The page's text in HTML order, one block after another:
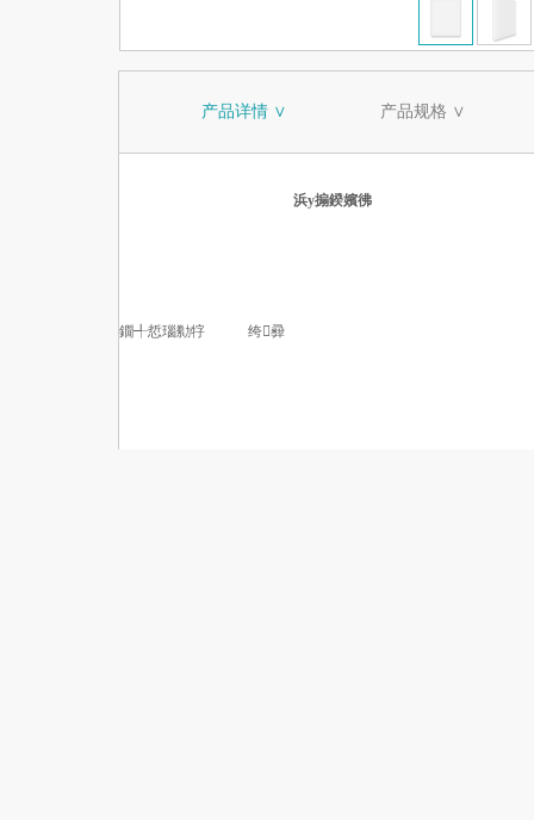
产品详情 ∨ 产品规格 ∨
浜у搧鍨嬪彿
鐗╃悊瑙勬牸 绔彛